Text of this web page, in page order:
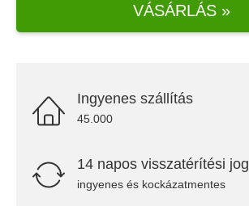
VÁSÁRLÁS »
Ingyenes szállítás
45.000
14 napos visszatérítési jog
ingyenes és kockázatmentes